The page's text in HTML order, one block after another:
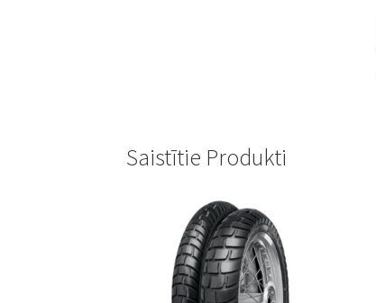
Saistītie Produkti